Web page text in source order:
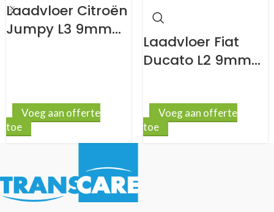
Laadvloer Citroën
Jumpy L3 9mm
Voeg aan offerte
toe
Laadvloer Fiat
Ducato L2 9mm
Voeg aan offerte
toe